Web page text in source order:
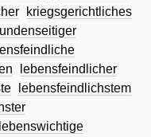
kriegsgerichtliches
lebensfeindlicher
lebensfeindlichstem
lebenswichtige